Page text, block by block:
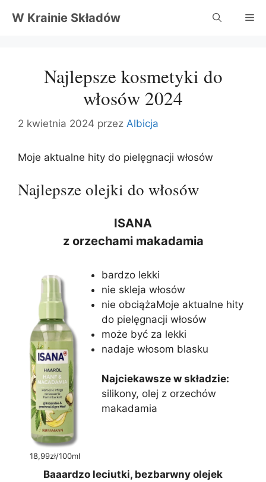
W Krainie Składów
Najlepsze kosmetyki do
włosów 2024
2 kwietnia 2024 przez Albicja
Moje aktualne hity do pielęgnacji włosów
Najlepsze olejki do włosów
ISANA
z orzechami makadamia
18,99zł/100ml
bardzo lekki
nie skleja włosów
nie obciążaMoje aktualne hity
do pielęgnacji włosów
może być za lekki
nadaje włosom blasku
Najciekawsze w składzie:
silikony, olej z orzechów
makadamia
Baaardzo leciutki, bezbarwny olejek